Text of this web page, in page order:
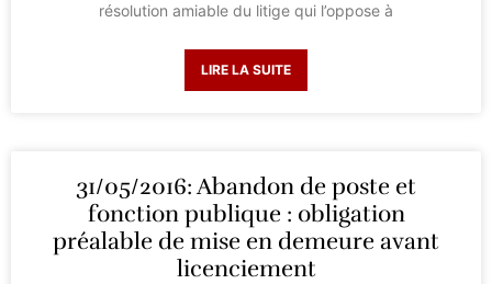
résolution amiable du litige qui l’oppose à
LIRE LA SUITE
31/05/2016: Abandon de poste et
fonction publique : obligation
préalable de mise en demeure avant
licenciement